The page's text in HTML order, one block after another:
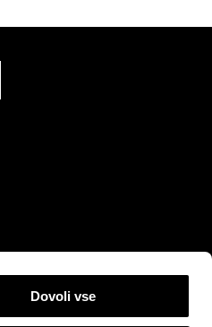
Dovoli vse